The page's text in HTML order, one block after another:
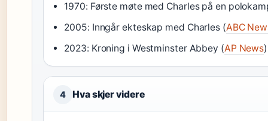
1970: Første møte med Charles på en
2005: Inngår ekteskap med Charles (ABC
2023: Kroning i Westminster Abbey (AP News)
4 Hva skjer videre